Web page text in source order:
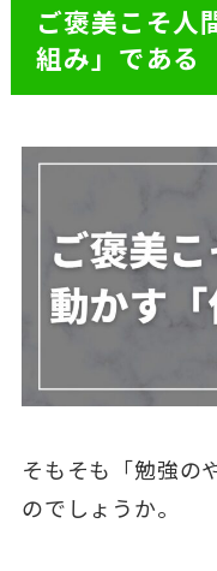
ご褒美こそ人
組み」である
そもそも「勉強の
のでしょうか。